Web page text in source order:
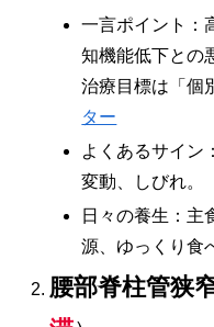
一言ポイント：
知機能低下との
治療目標は「個
ター
よくあるサイン
変動、しびれ。
日々の養生：主
源、ゆっくり食
腰部脊柱管狭